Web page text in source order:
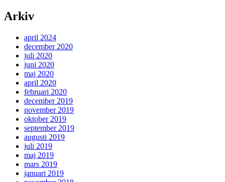
Arkiv
april 2024
december 2020
juli 2020
juni 2020
maj 2020
april 2020
februari 2020
december 2019
november 2019
oktober 2019
september 2019
augusti 2019
juli 2019
maj 2019
mars 2019
januari 2019